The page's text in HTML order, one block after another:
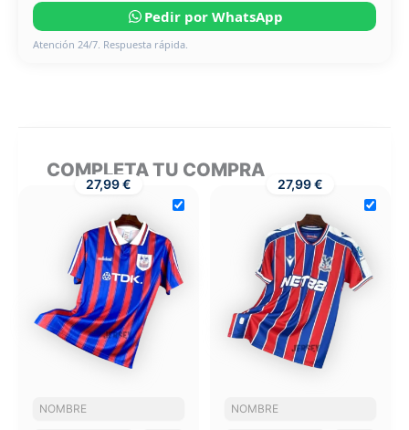
Pedir por WhatsApp
Atención 24/7. Respuesta rápida.
COMPLETA TU COMPRA
27,99 € 27,99 €